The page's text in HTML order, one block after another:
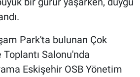
Park'ta bulunan Çok
Salonu'nda
Eskişehir OSB Yönetim